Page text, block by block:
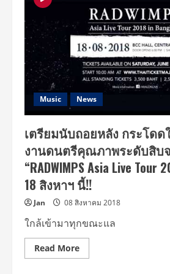
แบบ
ใหม่
กำลัง
จะ
เกิด
ขึ้น
..
ยอ
ดร็
อก
ด์
สัญชาติ
ญี่ปุ่น
RADWIMPS
จะ
พา
คุณ
โลด
แล่น
ไป
โลก
จริง
ที่
เต็ม
Music News
เตรียมนับถอยหลัง กระโด
งานดนตรีคุณภาพระดับสิบ
“RADWIMPS Asia Live Tour
18 สิงหาฯ นี้!!
Jan 08 สิงหาคม 2018
ใกล้เข้ามาทุกขณะแล
Read MoreRead
more